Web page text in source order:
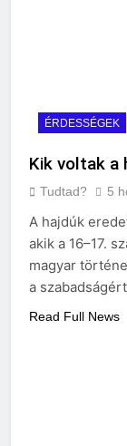
ÉRDESSÉGEK
Kik voltak a
Tudtad? 5
A hajdúk
akik a 16–17.
magyar
a
Read Full News